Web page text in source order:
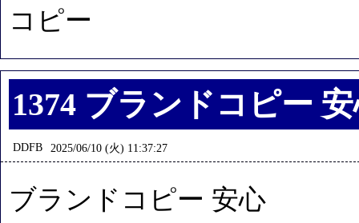
コピー
1374 ブランドコピー
DDFB 2025/06/10 (火) 11:37:27
ブランドコピー 安心